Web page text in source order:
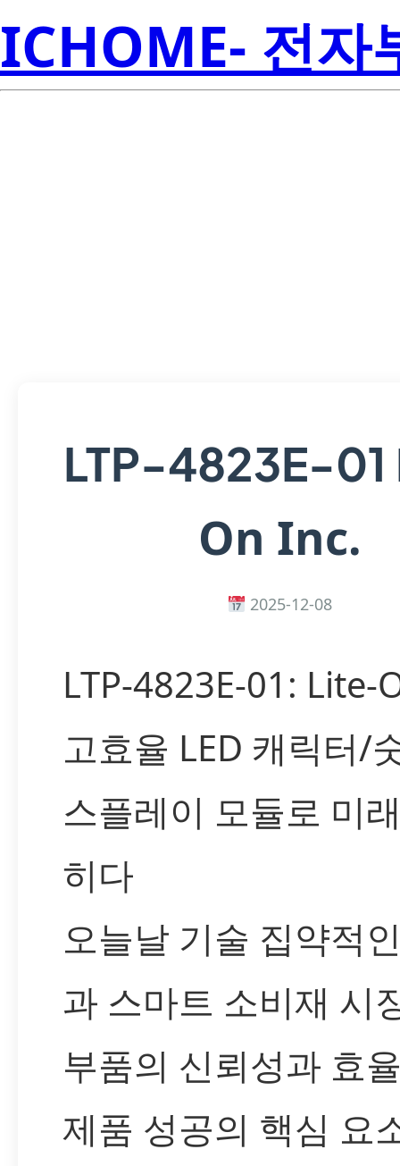
ICHOME- 전자
LTP-4823E-01
On Inc.
2025-12-08
LTP-4823E-01: Lite-
고효율 LED 캐릭터/
스플레이 모듈로 미
히다
오늘날 기술 집약적
과 스마트 소비재 시
부품의 신뢰성과 효
제품 성공의 핵심 요